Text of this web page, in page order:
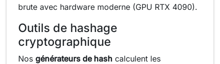
brute avec hardware moderne (GPU RTX 4090).
Outils de hashage
cryptographique
Nos générateurs de hash calculent les